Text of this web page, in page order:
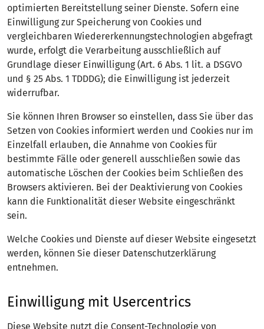
optimierten Bereitstellung seiner Dienste. Sofern eine
Einwilligung zur Speicherung von Cookies und
vergleichbaren Wiedererkennungstechnologien abgefragt
wurde, erfolgt die Verarbeitung ausschließlich auf
Grundlage dieser Einwilligung (Art. 6 Abs. 1 lit. a DSGVO
und § 25 Abs. 1 TDDDG); die Einwilligung ist jederzeit
widerrufbar.
Sie können Ihren Browser so einstellen, dass Sie über das
Setzen von Cookies informiert werden und Cookies nur im
Einzelfall erlauben, die Annahme von Cookies für
bestimmte Fälle oder generell ausschließen sowie das
automatische Löschen der Cookies beim Schließen des
Browsers aktivieren. Bei der Deaktivierung von Cookies
kann die Funktionalität dieser Website eingeschränkt
sein.
Welche Cookies und Dienste auf dieser Website eingesetzt
werden, können Sie dieser Datenschutzerklärung
entnehmen.
Einwilligung mit Usercentrics
Diese Website nutzt die Consent-Technologie von